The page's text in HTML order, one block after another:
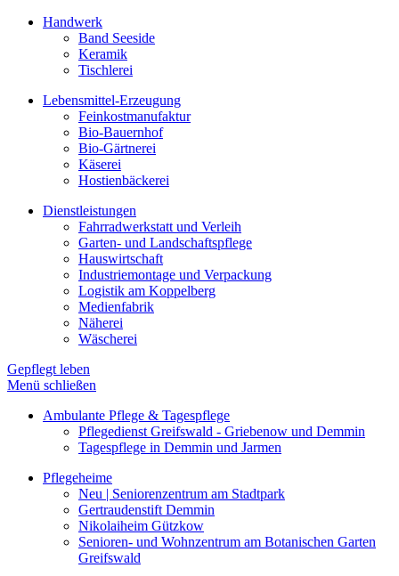
Handwerk
Band Seeside
Keramik
Tischlerei
Lebensmittel-Erzeugung
Feinkostmanufaktur
Bio-Bauernhof
Bio-Gärtnerei
Käserei
Hostienbäckerei
Dienstleistungen
Fahrradwerkstatt und Verleih
Garten- und Landschaftspflege
Hauswirtschaft
Industriemontage und Verpackung
Logistik am Koppelberg
Medienfabrik
Näherei
Wäscherei
Gepflegt leben
Menü schließen
Ambulante Pflege & Tagespflege
Pflegedienst Greifswald - Griebenow und Demmin
Tagespflege in Demmin und Jarmen
Pflegeheime
Neu | Seniorenzentrum am Stadtpark
Gertraudenstift Demmin
Nikolaiheim Gützkow
Senioren- und Wohnzentrum am Botanischen Garten
Greifswald